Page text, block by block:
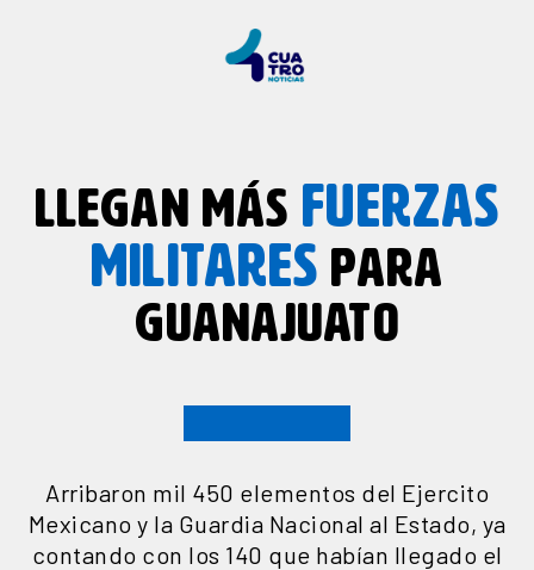
LLEGAN MÁS FUERZAS
MILITARES PARA
GUANAJUATO
Arribaron mil 450 elementos del Ejercito
Mexicano y la Guardia Nacional al Estado, ya
contando con los 140 que habían llegado el